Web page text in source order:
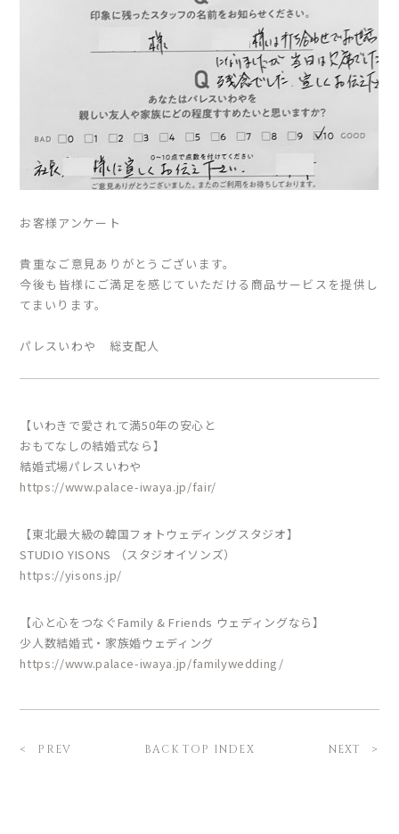
お客様アンケート
貴重なご意見ありがとうございます。
今後も皆様にご満足を感じていただける商品サービスを提供し
てまいります。
パレスいわや 総支配人
【いわきで愛されて満50年の安心と
おもてなしの結婚式なら】
結婚式場パレスいわや
https://www.palace-iwaya.jp/fair/
【東北最大級の韓国フォトウェディングスタジオ】
STUDIO YISONS （スタジオイソンズ）
https://yisons.jp/
【心と心をつなぐFamily & Friends ウェディングなら】
少人数結婚式・家族婚ウェディング
https://www.palace-iwaya.jp/familywedding/
PREV BACK TOP INDEX NEXT